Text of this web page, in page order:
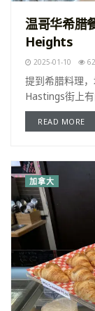
温哥华希腊
Heights
2025-01-10 62
提到希腊料理
Hastings街上
READ MORE
加拿大